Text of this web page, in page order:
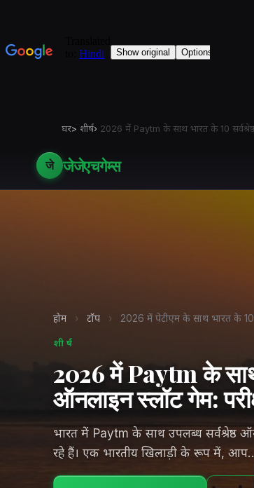
घर> शीर्ष› 2026 में Paytm के साथ भारत के 10
जे जेजेएचगेम्स
होम › टॉप › 2026 में पेटीएम के साथ भारत के 10
शीर्ष
2026 में Paytm के
ऑनलाइन स्लॉट गेम:
भारत में Paytm के साथ उपलब्ध सर्वश्रेष्ठ
रहे हैं। एक भारतीय खिलाड़ी के रूप में,